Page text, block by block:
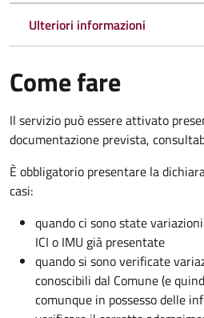
Ulteriori informazioni
Come fare
Il servizio può essere attivato
documentazione prevista,
È obbligatorio presentare la
casi:
quando ci sono state
ICI o IMU già presentate
quando si sono verificate
conoscibili dal Comune (e
comunque in possesso delle